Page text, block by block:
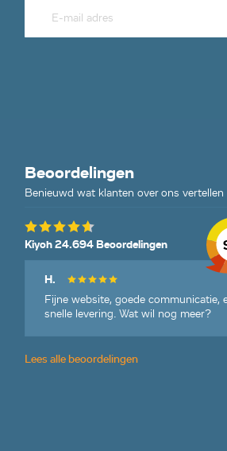
Beoordelingen
Benieuwd wat klanten over ons vertellen
Kiyoh 24.694 Beoordelingen
H.
Fijne website, goede communicatie,
snelle levering. Wat wil nog meer?
Lees alle beoordelingen